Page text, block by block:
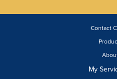
Contact
My